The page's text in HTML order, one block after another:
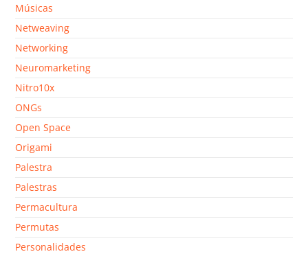
Músicas
Netweaving
Networking
Neuromarketing
Nitro10x
ONGs
Open Space
Origami
Palestra
Palestras
Permacultura
Permutas
Personalidades